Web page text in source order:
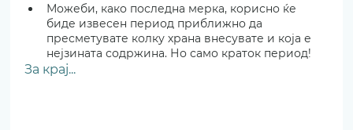
Можеби, како последна мерка, корисно ќе
биде извесен период приближно да
пресметувате колку храна внесувате и која е
нејзината содржина. Но само краток период!
За крај...